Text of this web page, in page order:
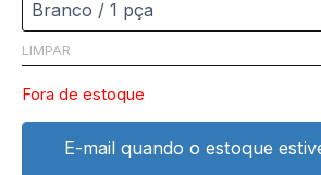
LIMPAR
Fora de estoque
E-mail quando o estoque